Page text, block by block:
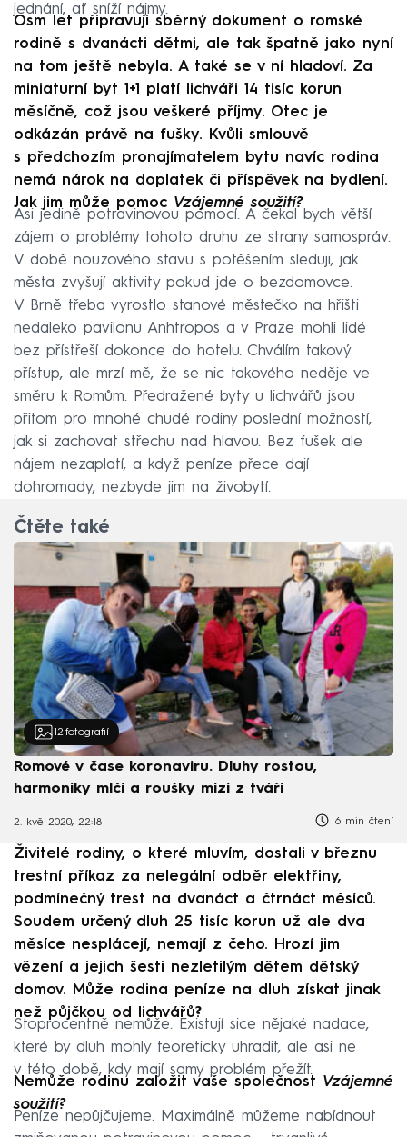
jednání, ať sníží nájmy.
Osm let připravuji sběrný dokument o romské
rodině s dvanácti dětmi, ale tak špatně jako nyní
na tom ještě nebyla. A také se v ní hladoví. Za
miniaturní byt 1+1 platí lichváři 14 tisíc korun
měsíčně, což jsou veškeré příjmy. Otec je
odkázán právě na fušky. Kvůli smlouvě
s předchozím pronajímatelem bytu navíc rodina
nemá nárok na doplatek či příspěvek na bydlení.
Jak jim může pomoc Vzájemné soužití?
Asi jedině potravinovou pomocí. A čekal bych větší
zájem o problémy tohoto druhu ze strany samospráv.
V době nouzového stavu s potěšením sleduji, jak
města zvyšují aktivity pokud jde o bezdomovce.
V Brně třeba vyrostlo stanové městečko na hřišti
nedaleko pavilonu Anhtropos a v Praze mohli lidé
bez přístřeší dokonce do hotelu. Chválím takový
přístup, ale mrzí mě, že se nic takového neděje ve
směru k Romům. Předražené byty u lichvářů jsou
přitom pro mnohé chudé rodiny poslední možností,
jak si zachovat střechu nad hlavou. Bez fušek ale
nájem nezaplatí, a když peníze přece dají
dohromady, nezbyde jim na živobytí.
Čtěte také
12 fotografií
Romové v čase koronaviru. Dluhy rostou,
harmoniky mlčí a roušky mizí z tváří
2. kvě 2020, 22:18 6 min čtení
Živitelé rodiny, o které mluvím, dostali v březnu
trestní příkaz za nelegální odběr elektřiny,
podmínečný trest na dvanáct a čtrnáct měsíců.
Soudem určený dluh 25 tisíc korun už ale dva
měsíce nesplácejí, nemají z čeho. Hrozí jim
vězení a jejich šesti nezletilým dětem dětský
domov. Může rodina peníze na dluh získat jinak
než půjčkou od lichvářů?
Stoprocentně nemůže. Existují sice nějaké nadace,
které by dluh mohly teoreticky uhradit, ale asi ne
v této době, kdy mají samy problém přežít.
Nemůže rodinu založit vaše společnost Vzájemné
soužití?
Peníze nepůjčujeme. Maximálně můžeme nabídnout